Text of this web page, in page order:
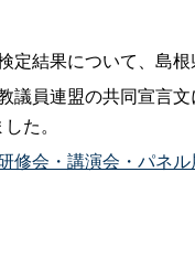
定結果について、島
議員連盟の共同宣言
た。
修会・講演会・パネ